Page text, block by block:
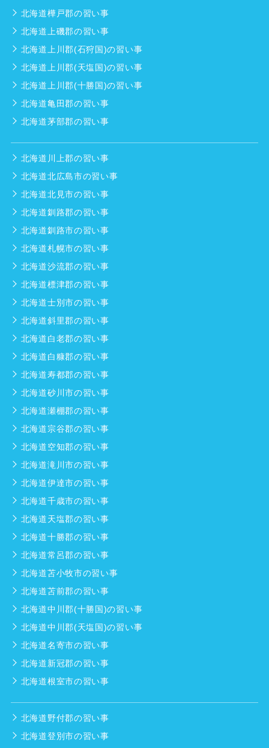
北海道樺戸郡の習い事
北海道上磯郡の習い事
北海道上川郡(石狩国)の習い事
北海道上川郡(天塩国)の習い事
北海道上川郡(十勝国)の習い事
北海道亀田郡の習い事
北海道茅部郡の習い事
北海道川上郡の習い事
北海道北広島市の習い事
北海道北見市の習い事
北海道釧路郡の習い事
北海道釧路市の習い事
北海道札幌市の習い事
北海道沙流郡の習い事
北海道標津郡の習い事
北海道士別市の習い事
北海道斜里郡の習い事
北海道白老郡の習い事
北海道白糠郡の習い事
北海道寿都郡の習い事
北海道砂川市の習い事
北海道瀬棚郡の習い事
北海道宗谷郡の習い事
北海道空知郡の習い事
北海道滝川市の習い事
北海道伊達市の習い事
北海道千歳市の習い事
北海道天塩郡の習い事
北海道十勝郡の習い事
北海道常呂郡の習い事
北海道苫小牧市の習い事
北海道苫前郡の習い事
北海道中川郡(十勝国)の習い事
北海道中川郡(天塩国)の習い事
北海道名寄市の習い事
北海道新冠郡の習い事
北海道根室市の習い事
北海道野付郡の習い事
北海道登別市の習い事